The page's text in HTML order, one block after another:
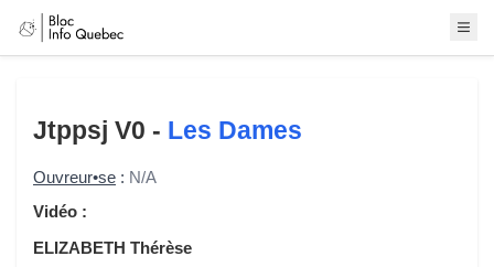
Jtppsj V0 - Les Dames
Ouvreur•se : N/A
Vidéo :
ELIZABETH Thérèse